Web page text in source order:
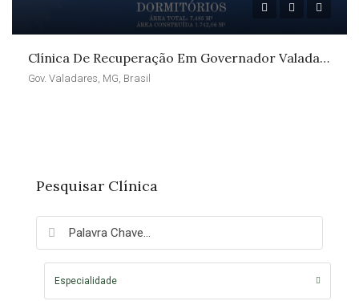
Clínica De Recuperação Em Governador Valadares – MG
Gov. Valadares, MG, Brasil
Pesquisar Clínica
Especialidade